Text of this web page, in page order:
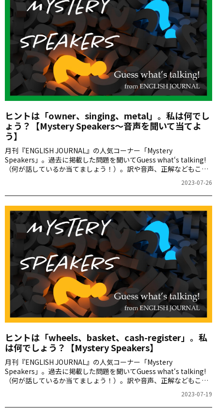
ヒントは「owner、singing、metal」。私は何でし
ょう？【Mystery Speakers～音声を聞いて当てよ
う】
月刊『ENGLISH JOURNAL』の人気コーナー「Mystery
Speakers」。過去に掲載した問題を聞いてGuess what‘s talking!
（何が話しているか当てましょう！）。訳や音声、正解などもこち
2023-07-26
ヒントは「wheels、basket、cash-register」。私
は何でしょう？【Mystery Speakers】
月刊『ENGLISH JOURNAL』の人気コーナー「Mystery
Speakers」。過去に掲載した問題を聞いてGuess what‘s talking!
（何が話しているか当てましょう！）。訳や音声、正解などもこち
2023-07-19